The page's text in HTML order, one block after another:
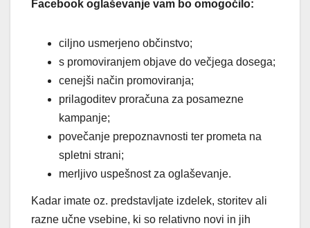
Facebook oglaševanje vam bo omogočilo:
ciljno usmerjeno občinstvo;
s promoviranjem objave do večjega dosega;
cenejši način promoviranja;
prilagoditev proračuna za posamezne
kampanje;
povečanje prepoznavnosti ter prometa na
spletni strani;
merljivo uspešnost za oglaševanje.
Kadar imate oz. predstavljate izdelek, storitev ali
razne učne vsebine, ki so relativno novi in jih